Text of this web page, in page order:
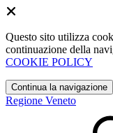
Questo sito utilizza
continuazione della
COOKIE POLICY
Continua la navigazione
Regione Veneto